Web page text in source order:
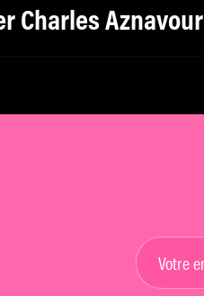
Charles Aznavour